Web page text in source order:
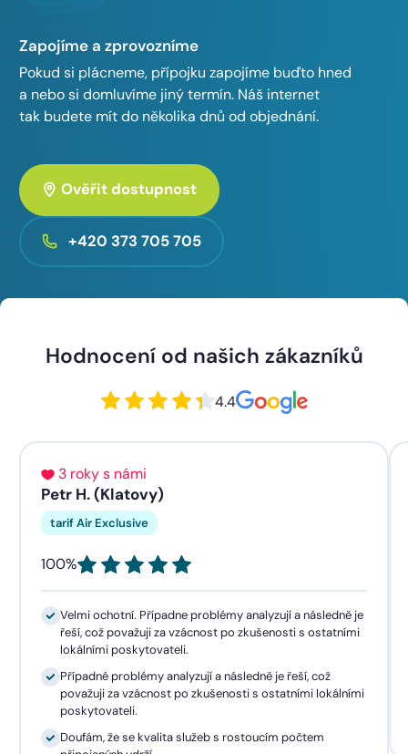
Zapojíme a zprovozníme
Pokud si plácneme, přípojku zapojíme buďto hned
a nebo si domluvíme jiný termín. Náš internet
tak budete mít do několika dnů od objednání.
Ověřit dostupnost
+420 373 705 705
Hodnocení od našich zákazníků
4.4
3 roky s námi
Petr H. (Klatovy)
tarif Air Exclusive
100%
Velmi ochotní. Případne problémy analyzují a následně je
řeší, což považuji za vzácnost po zkušenosti s ostatními
lokálními poskytovateli.
Případné problémy analyzují a následně je řeší, což
považuji za vzácnost po zkušenosti s ostatními lokálními
poskytovateli.
Doufám, že se kvalita služeb s rostoucím počtem